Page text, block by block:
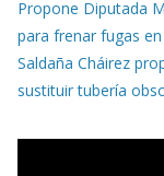
Propone Diputada
para frenar fugas
Saldaña Cháirez
sustituir tubería